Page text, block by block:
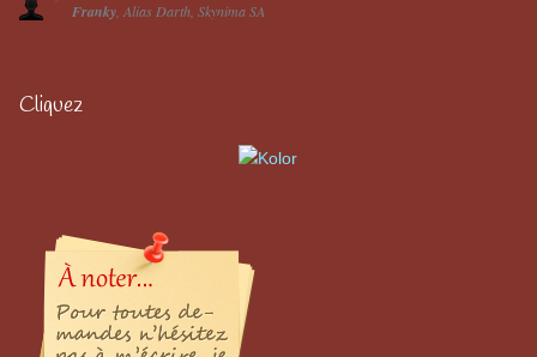
Franky Alias Darth Skynima SA
Cliquez